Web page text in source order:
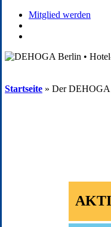
Mitglied werden
Startseite » Der DEHOGA